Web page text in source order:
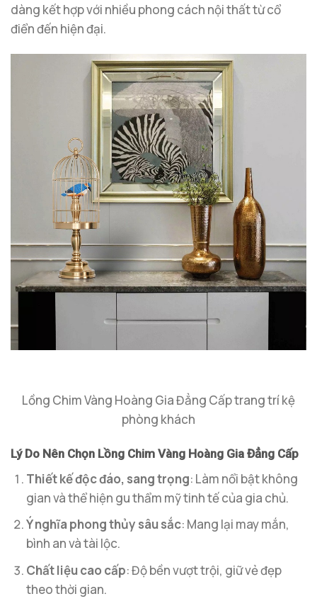
dàng kết hợp với nhiều phong cách nội thất từ cổ
điển đến hiện đại.
Lồng Chim Vàng Hoàng Gia Đẳng Cấp trang trí kệ
phòng khách
Lý Do Nên Chọn Lồng Chim Vàng Hoàng Gia Đẳng Cấp
Thiết kế độc đáo, sang trọng: Làm nổi bật không
gian và thể hiện gu thẩm mỹ tinh tế của gia chủ.
Ý nghĩa phong thủy sâu sắc: Mang lại may mắn,
bình an và tài lộc.
Chất liệu cao cấp: Độ bền vượt trội, giữ vẻ đẹp
theo thời gian.